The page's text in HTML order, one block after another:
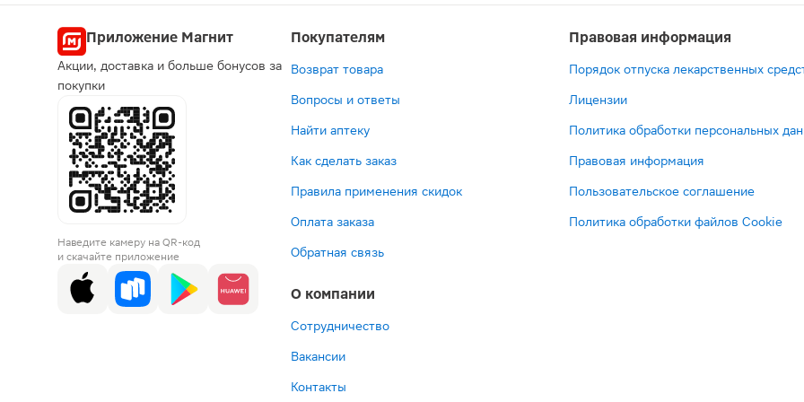
Приложение Магнит
Акции, доставка и больше бонусов за
покупки
Наведите камеру на QR-код
и скачайте приложение
Покупателям
Возврат товара
Вопросы и ответы
Найти аптеку
Как сделать заказ
Правила применения скидок
Оплата заказа
Обратная связь
О компании
Сотрудничество
Вакансии
Контакты
Правовая информация
Порядок отпуска лекарственных
Лицензии
Политика обработки персональных
Правовая информация
Пользовательское соглашение
Политика обработки файлов Cookie